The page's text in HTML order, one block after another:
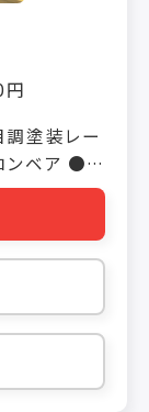
ベルトを
生的に使
分でベル
伝導に優
担を減ら
浄を繰り返
れに強く、
を導入 安
ライン 作
取りだけで
業終了
塗装レー
ンベア ●
段型寿司
お店
たします。
安心して
舗の受注
承ってい
スについて